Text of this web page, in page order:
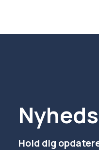
Hold dig